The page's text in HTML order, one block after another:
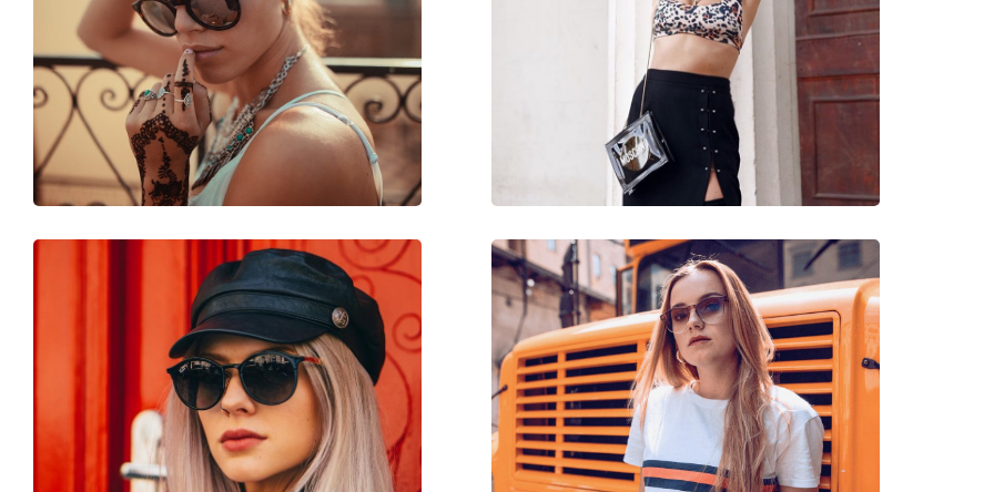
Comprimento das hastes:
145 mm
Ponte:
20 mm
Peso:
235 g
Almofadas nasais ajustáveis:
Não
Acessórios
Estojo:
Sim
Pano de limpeza:
Sim
Homem
Óculos de sol
Persol
Uso:
Moda
Código:
PO3171S 96/Q8 52